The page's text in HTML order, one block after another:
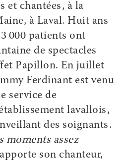
et chantées, à la
à Laval. Huit ans
000 patients ont
de spectacles
Papillon. En juillet
Ferdinant est venu
service de
lavallois,
des soignants.
moments assez
son chanteur,